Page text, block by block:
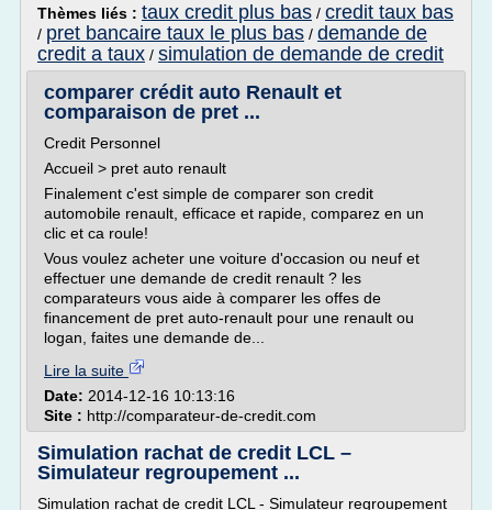
Thèmes liés : taux credit plus bas / credit taux bas
/ pret bancaire taux le plus bas / demande de
credit a taux / simulation de demande de credit
comparer crédit auto Renault et
comparaison de pret ...
Credit Personnel
Accueil > pret auto renault
Finalement c'est simple de comparer son credit
automobile renault, efficace et rapide, comparez en un
clic et ca roule!
Vous voulez acheter une voiture d'occasion ou neuf et
effectuer une demande de credit renault ? les
comparateurs vous aide à comparer les offes de
financement de pret auto-renault pour une renault ou
logan, faites une demande de...
Lire la suite
Date: 2014-12-16 10:13:16
Site : http://comparateur-de-credit.com
Simulation rachat de credit LCL –
Simulateur regroupement ...
Simulation rachat de credit LCL - Simulateur regroupement